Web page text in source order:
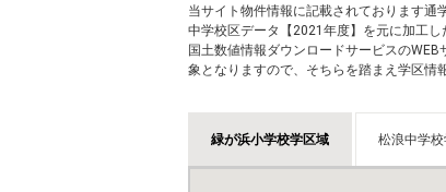
当サイト物件情報に記載されております
中学校区データ【2021年度】を元に加工
国土数値情報ダウンロードサービスの
象となりますので、そちらを踏まえ学区情
緑が浜小学校学区域 松浪中学